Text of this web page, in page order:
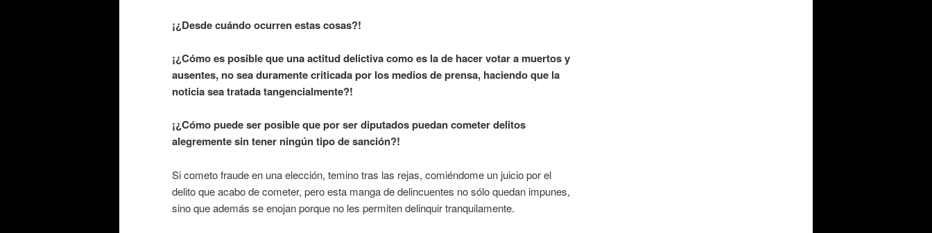
¡¿Desde cuándo ocurren estas cosas?!
¡¿Cómo es posible que una actitud delictiva como es la de hacer votar a muertos y
ausentes, no sea duramente criticada por los medios de prensa, haciendo que la
noticia sea tratada tangencialmente?!
¡¿Cómo puede ser posible que por ser diputados puedan cometer delitos
alegremente sin tener ningún tipo de sanción?!
Si cometo fraude en una elección, temino tras las rejas, comiéndome un juicio por el
delito que acabo de cometer, pero esta manga de delincuentes no sólo quedan impunes,
sino que además se enojan porque no les permiten delinquir tranquilamente.